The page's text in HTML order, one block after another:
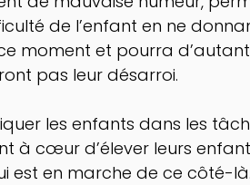
de l’enfant en ne
moment et pourra
pas leur désarroi.
les enfants dans les
à cœur d’élever leurs
est en marche de ce côté-